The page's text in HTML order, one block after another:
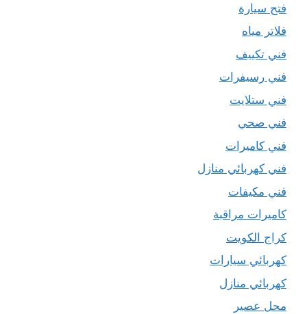
فتح سيارة
فلاتر مياه
فني تكييف
فني رسيفرات
فني ستلايت
فني صحي
فني كاميرات
فني كهربائي منازل
فني مكيفات
كاميرات مراقبة
كراج الكويت
كهربائي سيارات
كهربائي منازل
محل عصير